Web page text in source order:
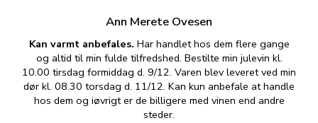
Ann Merete Ovesen
Kan varmt anbefales. Har handlet hos dem flere gange
og altid til min fulde tilfredshed. Bestilte min julevin kl.
10.00 tirsdag formiddag d. 9/12. Varen blev leveret ved min
dør kl. 08.30 torsdag d. 11/12. Kan kun anbefale at handle
hos dem og iøvrigt er de billigere med vinen end andre
steder.